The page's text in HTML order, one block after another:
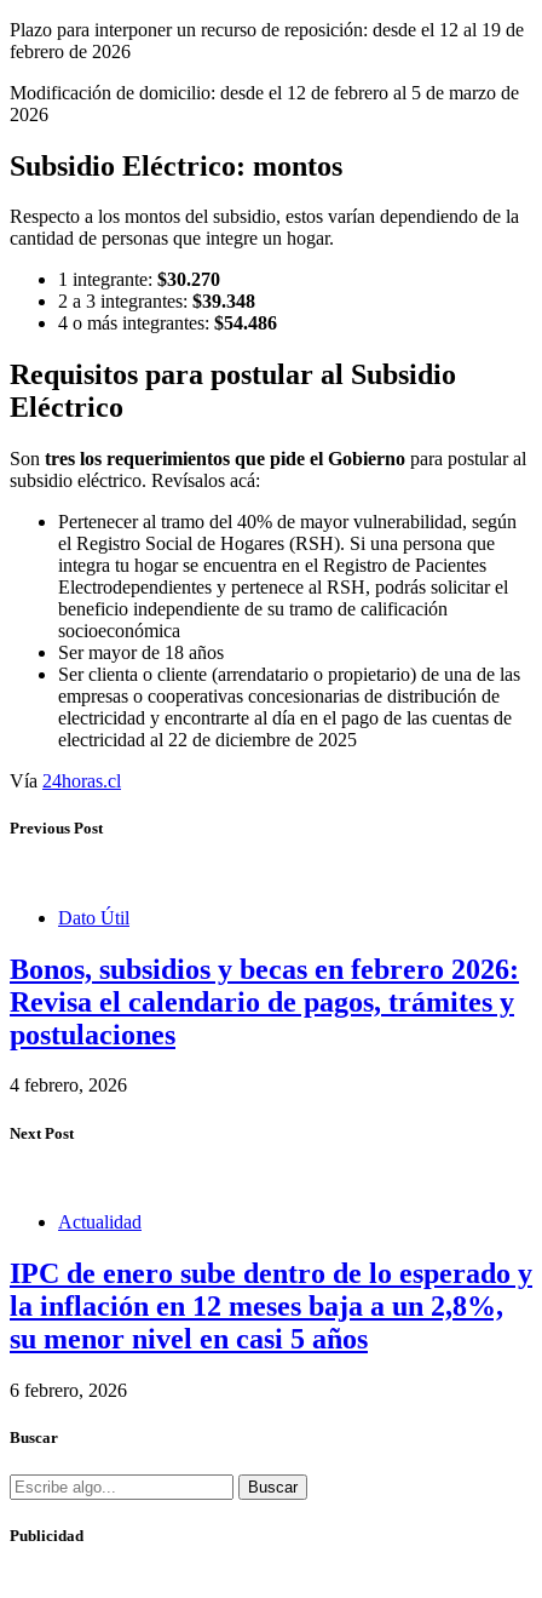
Plazo para interponer un recurso de reposición: desde el 12 al 19 de
febrero de 2026
Modificación de domicilio: desde el 12 de febrero al 5 de marzo de
2026
Subsidio Eléctrico: montos
Respecto a los montos del subsidio, estos varían dependiendo de la
cantidad de personas que integre un hogar.
1 integrante: $30.270
2 a 3 integrantes: $39.348
4 o más integrantes: $54.486
Requisitos para postular al Subsidio
Eléctrico
Son tres los requerimientos que pide el Gobierno para postular al
subsidio eléctrico. Revísalos acá:
Pertenecer al tramo del 40% de mayor vulnerabilidad, según
el Registro Social de Hogares (RSH). Si una persona que
integra tu hogar se encuentra en el Registro de Pacientes
Electrodependientes y pertenece al RSH, podrás solicitar el
beneficio independiente de su tramo de calificación
socioeconómica
Ser mayor de 18 años
Ser clienta o cliente (arrendatario o propietario) de una de las
empresas o cooperativas concesionarias de distribución de
electricidad y encontrarte al día en el pago de las cuentas de
electricidad al 22 de diciembre de 2025
Vía 24horas.cl
Previous Post
Dato Útil
Bonos, subsidios y becas en febrero 2026:
Revisa el calendario de pagos, trámites y
postulaciones
4 febrero, 2026
Next Post
Actualidad
IPC de enero sube dentro de lo esperado y
la inflación en 12 meses baja a un 2,8%,
su menor nivel en casi 5 años
6 febrero, 2026
Buscar
Buscar
Publicidad